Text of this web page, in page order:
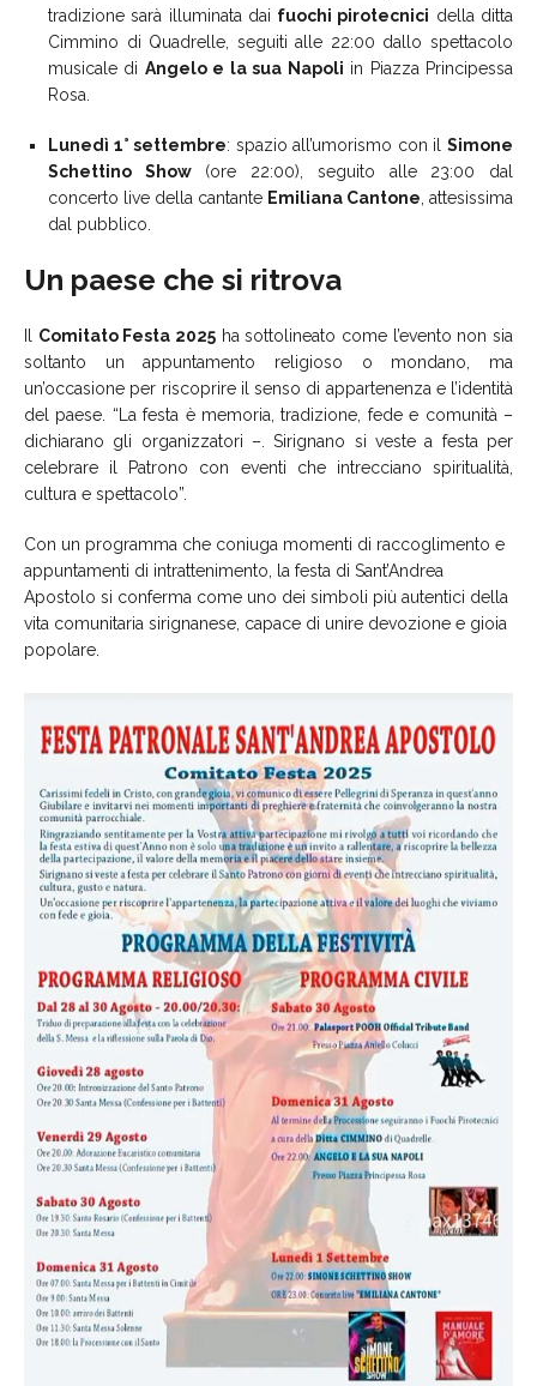
tradizione sarà illuminata dai fuochi pirotecnici della ditta
Cimmino di Quadrelle, seguiti alle 22:00 dallo spettacolo
musicale di Angelo e la sua Napoli in Piazza Principessa
Rosa.
Lunedì 1° settembre: spazio all’umorismo con ilSimone
Schettino Show(ore 22:00), seguito alle 23:00 dal
concerto live della cantante Emiliana Cantone , attesissima
dal pubblico.
Un paese che si ritrova
Il Comitato Festa 2025 ha sottolineato come l’evento non sia
soltanto un appuntamento religioso o mondano, ma
un’occasione per riscoprire il senso di appartenenza e l’identità
del paese. “La festa è memoria, tradizione, fede e comunità –
dichiarano gli organizzatori –. Sirignano si veste a festa per
celebrare il Patrono con eventi che intrecciano spiritualità,
cultura e spettacolo”.
Con un programma che coniuga momenti di raccoglimento e
appuntamenti di intrattenimento, la festa di Sant’Andrea
Apostolo si conferma come uno dei simboli più autentici della
vita comunitaria sirignanese, capace di unire devozione e gioia
popolare.